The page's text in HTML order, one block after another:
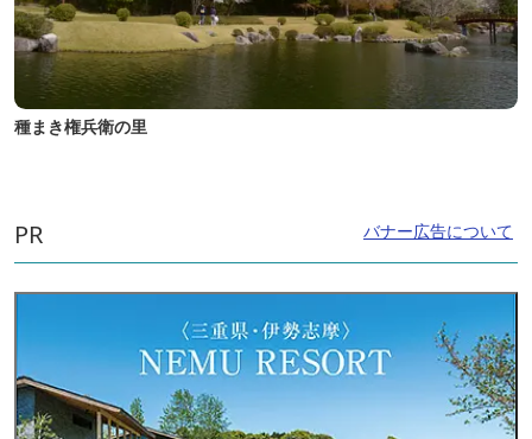
種まき権兵衛の里
PR バナー広告について